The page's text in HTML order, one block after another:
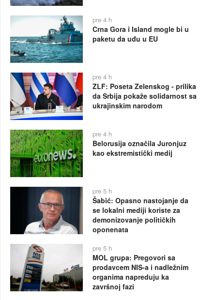
pre 4 h
Crna Gora i Island mogle bi u
paketu da uđu u EU
pre 4 h
ZLF: Poseta Zelenskog - prilika
da Srbija pokaže solidarnost sa
ukrajinskim narodom
pre 4 h
Belorusija označila Juronjuz
kao ekstremistički medij
pre 5 h
Šabić: Opasno nastojanje da
se lokalni mediji koriste za
demonizovanje političkih
oponenata
pre 5 h
MOL grupa: Pregovori sa
prodavcem NIS-a i nadležnim
organima napreduju ka
završnoj fazi